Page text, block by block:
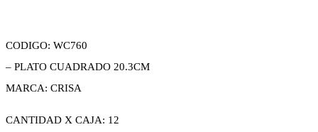
CODIGO: WC760
– PLATO CUADRADO 20.3CM
MARCA: CRISA
CANTIDAD X CAJA: 12